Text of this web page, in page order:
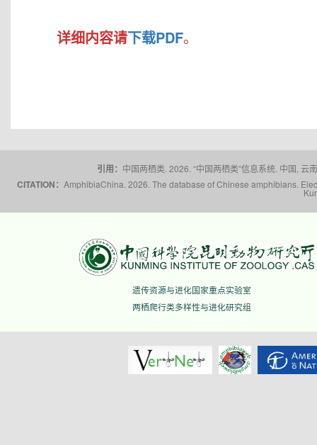
详细内容请下载PDF。
引用： 中国两栖类. 2026. “中国两栖类”信息系统. 中国,
CITATION： AmphibiaChina. 2026. The database of Chinese amphibians.
遗传资源与进化国家重点实验室
两栖爬行类多样性与进化研究组